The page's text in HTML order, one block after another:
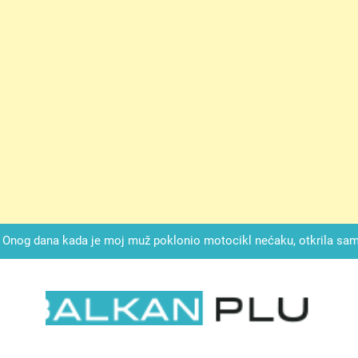
Onog dana kada je moj muž poklonio motocikl nećaku, otkrila
SAM ČAŠU: BIO JE SIN ŽENE ZA KOJU SU
mi je svekrva čupala infuziju i šaptala da umrem kako bi se
nije znala da je ispod zavoja ostao gumb koji je snimao svaku